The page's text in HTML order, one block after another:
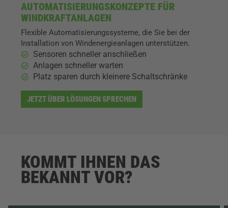
AUTOMATISIERUNGSKONZEPTE FÜR
WINDKRAFTANLAGEN
Flexible Automatisierungssysteme, die Sie bei der
Installation von Windenergieanlagen unterstützen.
Sensoren schneller anschließen
Anlagen schneller warten
Platz sparen durch kleinere Schaltschränke
JETZT ÜBER LÖSUNGEN SPRECHEN
KOMMT IHNEN ­­DAS
BEKANNT VOR?